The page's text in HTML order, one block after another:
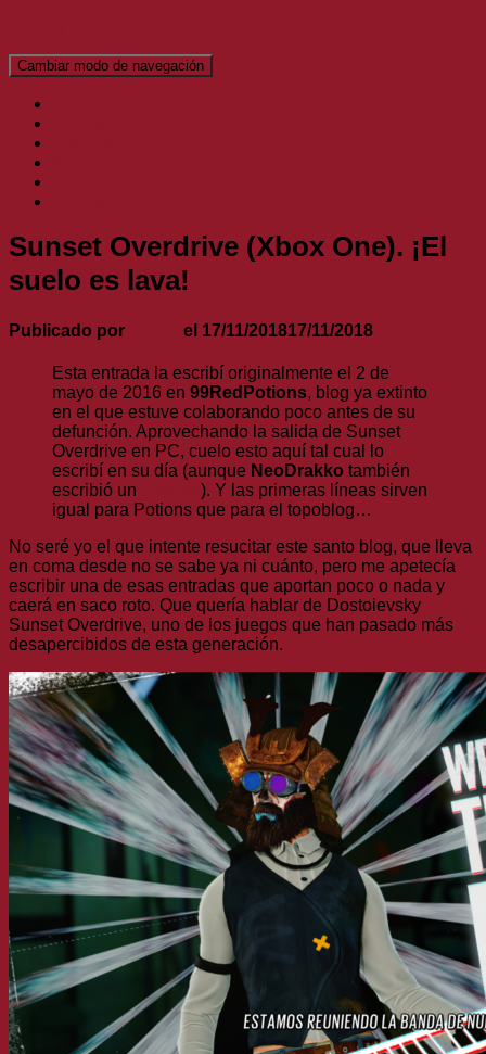
Cambiar modo de navegación
Sunset Overdrive (Xbox One). ¡El
suelo es lava!
Publicado por el 17/11/201817/11/2018
Esta entrada la escribí originalmente el 2 de
mayo de 2016 en 99RedPotions, blog ya extinto
en el que estuve colaborando poco antes de su
defunción. Aprovechando la salida de Sunset
Overdrive en PC, cuelo esto aquí tal cual lo
escribí en su día (aunque NeoDrakko también
escribió un
). Y las primeras líneas sirven
igual para Potions que para el topoblog…
No seré yo el que intente resucitar este santo blog, que lleva
en coma desde no se sabe ya ni cuánto, pero me apetecía
escribir una de esas entradas que aportan poco o nada y
caerá en saco roto. Que quería hablar de Dostoievsky
Sunset Overdrive, uno de los juegos que han pasado más
desapercibidos de esta generación.